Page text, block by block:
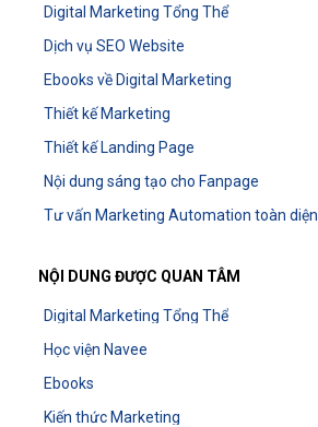
Digital Marketing Tổng Thể
Dịch vụ SEO Website
Ebooks về Digital Marketing
Thiết kế Marketing
Thiết kế Landing Page
Nội dung sáng tạo cho Fanpage
Tư vấn Marketing Automation toàn diện
NỘI DUNG ĐƯỢC QUAN TÂM
Digital Marketing Tổng Thể
Học viện Navee
Ebooks
Kiến thức Marketing